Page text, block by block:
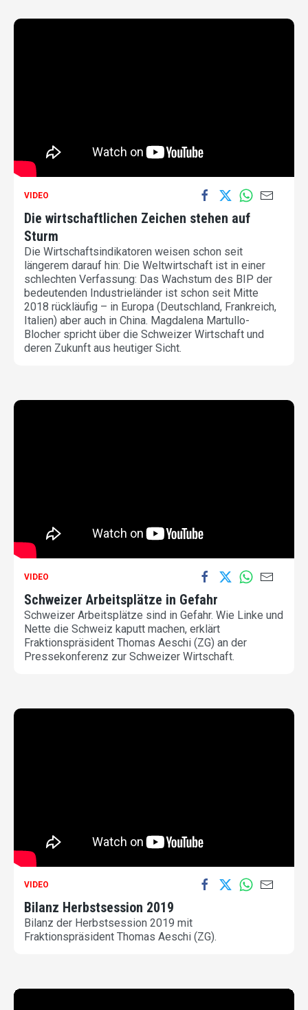
VIDEO
Die wirtschaftlichen Zeichen stehen auf
Sturm
Die Wirtschaftsindikatoren weisen schon seit
längerem darauf hin: Die Weltwirtschaft ist in einer
schlechten Verfassung: Das Wachstum des BIP der
bedeutenden Industrieländer ist schon seit Mitte
2018 rückläufig – in Europa (Deutschland, Frankreich,
Italien) aber auch in China. Magdalena Martullo-
Blocher spricht über die Schweizer Wirtschaft und
deren Zukunft aus heutiger Sicht.
VIDEO
Schweizer Arbeitsplätze in Gefahr
Schweizer Arbeitsplätze sind in Gefahr. Wie Linke und
Nette die Schweiz kaputt machen, erklärt
Fraktionspräsident Thomas Aeschi (ZG) an der
Pressekonferenz zur Schweizer Wirtschaft.
VIDEO
Bilanz Herbstsession 2019
Bilanz der Herbstsession 2019 mit
Fraktionspräsident Thomas Aeschi (ZG).